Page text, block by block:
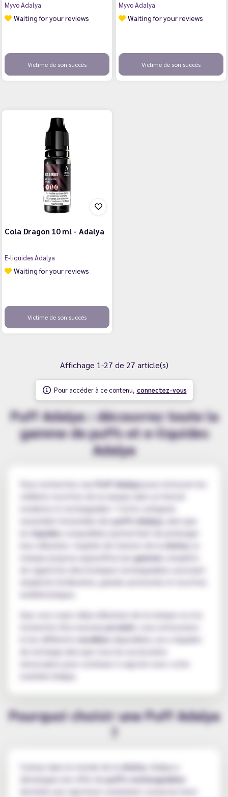
Myvo Adalya
Waiting for your reviews
Victime de son succès
Myvo Adalya
Waiting for your reviews
Victime de son succès
Cola Dragon 10 ml - Adalya
E-liquides Adalya
Waiting for your reviews
Victime de son succès
Affichage 1-27 de 27 article(s)
Pour accéder à ce contenu, connectez-vous
Puff Adalya : découvrez toute la
gamme de puffs et e-liquides
Adalya
Vous recherchez une Puff Adalyapour retrouver les
moderne et rechargeable ? Cette catégorie
rassemble l'ensemble despuffs Adalya
, ainsi que
liquides
chicha
marque propose aujourd'hui une gamme
de cigarettes électroniques rechargeables associant
emblématiques.
Que vous soyez déjà utilisateur de la marque ou à la
produit
modèles
disponibles, les e-liquides
de recharge ainsi que tous les accessoires
nécessaires pour continuer à vapoter avec votre
Pourquoi choisir une Puff Adalya
?
Connue dans le monde de lachicha, Adalya a
développé une offre de puffs rechargeables
destinée aux vapoteurs souhaitant conserver leurs